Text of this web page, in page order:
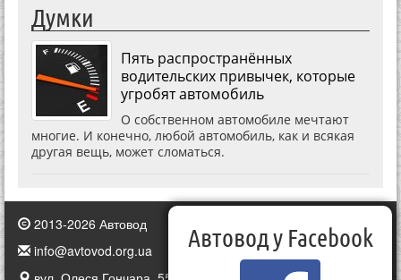
Думки
Пять распространённых
водительских привычек, которые
угробят автомобиль
О собственном автомобиле мечтают
многие. И конечно, любой автомобиль, как и всякая
другая вещь, может сломаться.
2013-2026 Автовод
info@avtovod.org.ua
Автовод у Facebook